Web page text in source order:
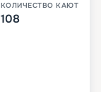
КОЛИЧЕСТВО КАЮТ
108